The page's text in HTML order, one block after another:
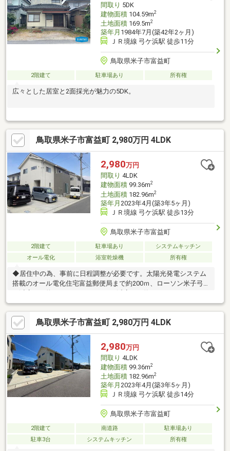
間取り 5DK
建物面積104.59m2
土地面積169.5m2
築年月 1984年7月(築42年2ヶ月)
ＪＲ境線 弓ケ浜駅 徒歩11分
鳥取県米子市富益町
2階建て 駐車場あり 所有権
広々とした居室と2面採光が魅力の5DK。
鳥取県米子市富益町 2,980万円 4LDK
2,980万円
間取り 4LDK
建物面積99.36m2
土地面積182.96m2
築年月 2023年4月(築3年5ヶ月)
ＪＲ境線 弓ケ浜駅 徒歩13分
鳥取県米子市富益町
2階建て 駐車場あり
システムキッチン
オール電化
浴室乾燥機 所有権
◆居住中の為、事前に日程調整が必要です。太陽光発電システム
搭載のオール電化住宅富益郵便局まで約200ｍ、ローソン米子弓
鳥取県米子市富益町 2,980万円 4LDK
2,980万円
間取り 4LDK
建物面積99.36m2
土地面積182.96m2
築年月 2023年4月(築3年5ヶ月)
ＪＲ境線 弓ケ浜駅 徒歩14分
鳥取県米子市富益町
2階建て 南道路
駐車場あり
駐車3台
システムキッチン 所有権